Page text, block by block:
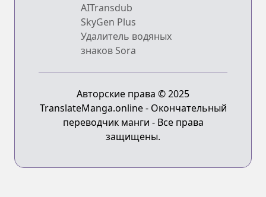
AITransdub
SkyGen Plus
Удалитель водяных
знаков Sora
Авторские права © 2025
TranslateManga.online - Окончательный
переводчик манги - Все права
защищены.